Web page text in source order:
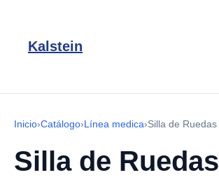
Kalstein
Inicio›Catálogo›Línea medica›Silla de Ruedas
Silla de Ruedas